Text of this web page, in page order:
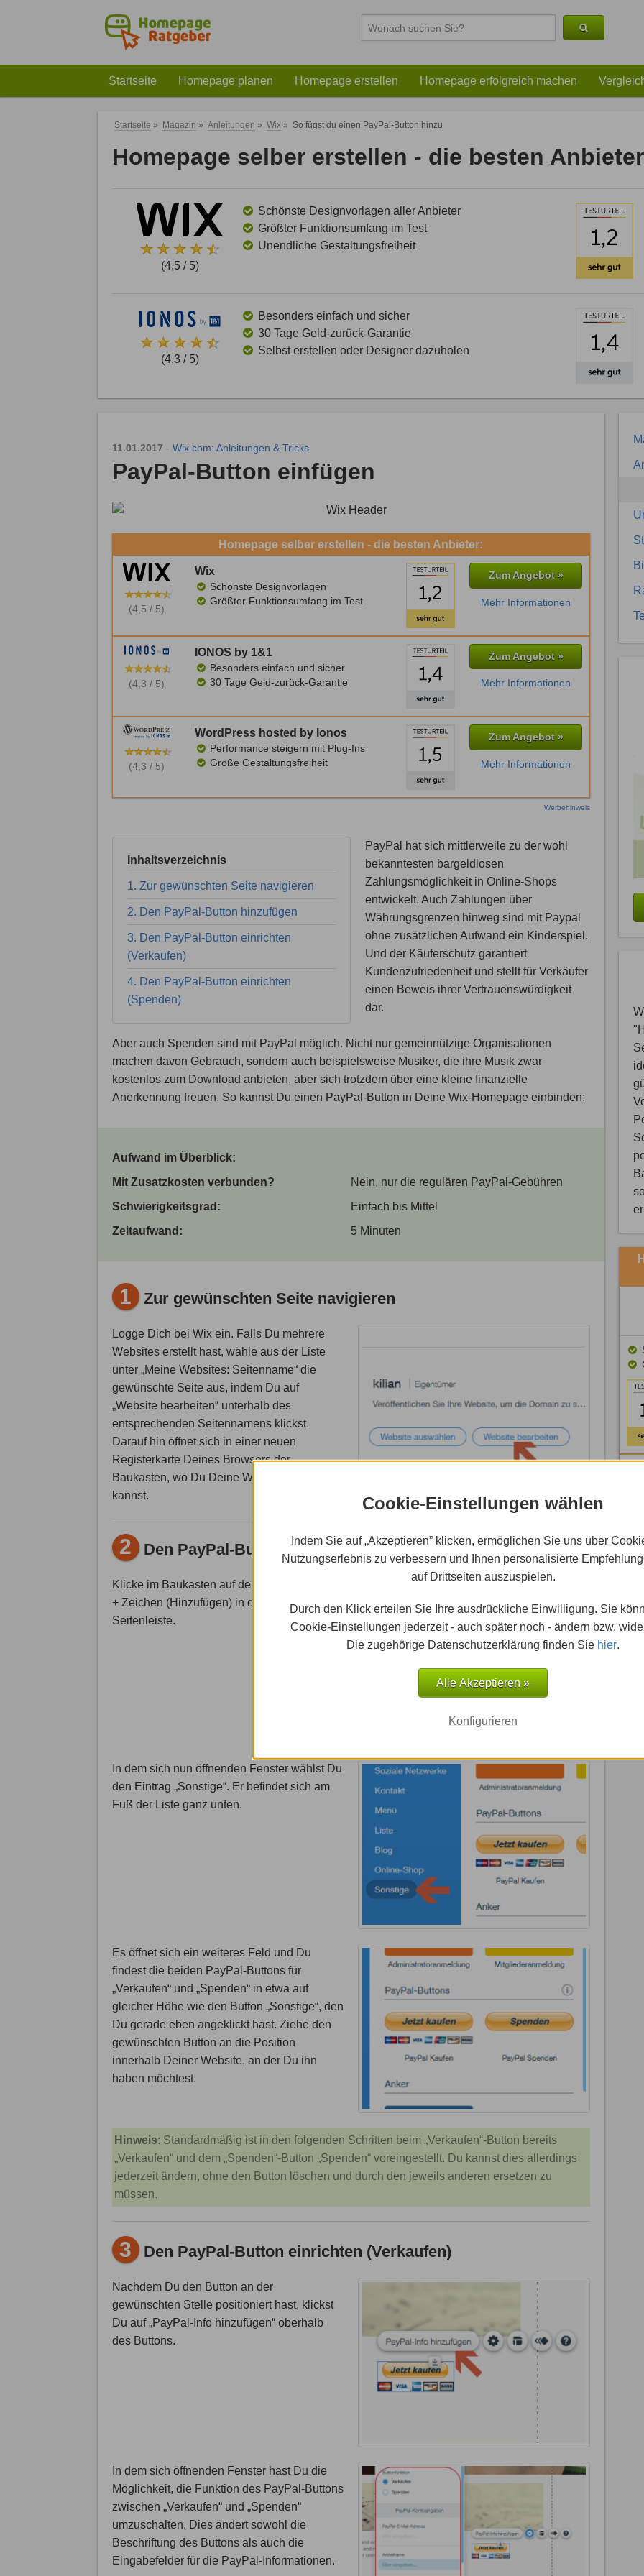
Cookie-Einstellungen wählen
Indem Sie auf „Akzeptieren” klicken, ermöglichen Sie uns über
Nutzungserlebnis zu verbessern und Ihnen personalisierte
auf Drittseiten auszuspielen.
Durch den Klick erteilen Sie Ihre ausdrückliche Einwilligung. Sie
Cookie-Einstellungen jederzeit - auch später noch - ändern bzw.
Die zugehörige Datenschutzerklärung finden Sie hier.
Alle Akzeptieren »
Konfigurieren
Startseite Homepage planen Homepage erstellen Homepage erfolgreich machen
Startseite » Magazin » Anleitungen » Wix » So fügst du einen PayPal-Button hinzu
Homepage selber erstellen - die besten
(4,5 / 5)
Schönste Designvorlagen aller Anbieter
Größter Funktionsumfang im Test
Unendliche Gestaltungsfreiheit
(4,3 / 5)
Besonders einfach und sicher
30 Tage Geld-zurück-Garantie
Selbst erstellen oder Designer dazuholen
11.01.2017 - Wix.com: Anleitungen & Tricks
PayPal-Button einfügen
Homepage selber erstellen - die besten Anbieter:
(4,5 / 5)
Wix
Schönste Designvorlagen
Größter Funktionsumfang im Test
Zum Angebot »
Mehr Informationen
(4,3 / 5)
IONOS by 1&1
Besonders einfach und sicher
30 Tage Geld-zurück-Garantie
Zum Angebot »
Mehr Informationen
(4,3 / 5)
WordPress hosted by Ionos
Performance steigern mit Plug-Ins
Große Gestaltungsfreiheit
Zum Angebot »
Mehr Informationen
Werbehinweis
Inhaltsverzeichnis
1. Zur gewünschten Seite navigieren
2. Den PayPal-Button hinzufügen
3. Den PayPal-Button einrichten
(Verkaufen)
4. Den PayPal-Button einrichten
(Spenden)
PayPal hat sich mittlerweile zu der wohl
bekanntesten bargeldlosen
Zahlungsmöglichkeit in Online-Shops
entwickelt. Auch Zahlungen über
Währungsgrenzen hinweg sind mit Paypal
ohne zusätzlichen Aufwand ein Kinderspiel.
Und der Käuferschutz garantiert
Kundenzufriedenheit und stellt für Verkäufer
einen Beweis ihrer Vertrauenswürdigkeit
dar.
Aber auch Spenden sind mit PayPal möglich. Nicht nur gemeinnützige Organisationen
machen davon Gebrauch, sondern auch beispielsweise Musiker, die ihre Musik zwar
kostenlos zum Download anbieten, aber sich trotzdem über eine kleine finanzielle
Anerkennung freuen. So kannst Du einen PayPal-Button in Deine Wix-Homepage einbinden:
Aufwand im Überblick:
Mit Zusatzkosten verbunden?
Nein, nur die regulären PayPal-Gebühren
Schwierigkeitsgrad:
Einfach bis Mittel
Zeitaufwand:
5 Minuten
1 Zur gewünschten Seite navigieren
Logge Dich bei Wix ein. Falls Du mehrere
Websites erstellt hast, wähle aus der Liste
unter „Meine Websites: Seitenname“ die
gewünschte Seite aus, indem Du auf
„Website bearbeiten“ unterhalb des
entsprechenden Seitennamens klickst.
Darauf hin öffnet sich in einer neuen
Registerkarte Deines Browsers der
Baukasten, wo Du Deine Website bearbeiten
kannst.
2 Den PayPal-Button hinzufügen
Klicke im Baukasten auf den Button mit dem
+ Zeichen (Hinzufügen) in der linken
Seitenleiste.
In dem sich nun öffnenden Fenster wählst Du
den Eintrag „Sonstige“. Er befindet sich am
Fuß der Liste ganz unten.
Es öffnet sich ein weiteres Feld und Du
findest die beiden PayPal-Buttons für
„Verkaufen“ und „Spenden“ in etwa auf
gleicher Höhe wie den Button „Sonstige“, den
Du gerade eben angeklickt hast. Ziehe den
gewünschten Button an die Position
innerhalb Deiner Website, an der Du ihn
haben möchtest.
Hinweis: Standardmäßig ist in den folgenden Schritten beim „Verkaufen“-Button bereits
„Verkaufen“ und dem „Spenden“-Button „Spenden“ voreingestellt. Du kannst dies allerdings
jederzeit ändern, ohne den Button löschen und durch den jeweils anderen ersetzen zu
müssen.
3 Den PayPal-Button einrichten (Verkaufen)
Nachdem Du den Button an der
gewünschten Stelle positioniert hast, klickst
Du auf „PayPal-Info hinzufügen“ oberhalb
des Buttons.
In dem sich öffnenden Fenster hast Du die
Möglichkeit, die Funktion des PayPal-Buttons
zwischen „Verkaufen“ und „Spenden“
umzuschalten. Dies ändert sowohl die
Beschriftung des Buttons als auch die
Eingabefelder für die PayPal-Informationen.